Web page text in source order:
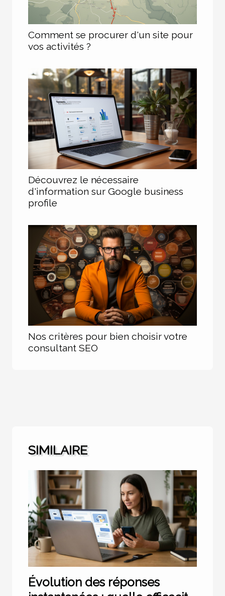
Comment se procurer d'un site pour
vos activités ?
Découvrez le nécessaire
d'information sur Google business
profile
Nos critères pour bien choisir votre
consultant SEO
SIMILAIRE
Évolution des réponses